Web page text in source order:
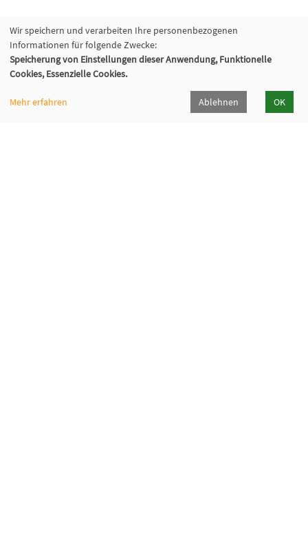
Wir speichern und verarbeiten Ihre personenbezogenen
Informationen für folgende Zwecke:
Speicherung von Einstellungen dieser Anwendung, Funktionelle
Cookies, Essenzielle Cookies.
Mehr erfahren Ablehnen OK